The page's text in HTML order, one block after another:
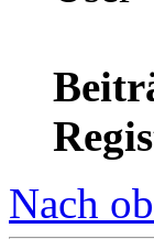
Nach